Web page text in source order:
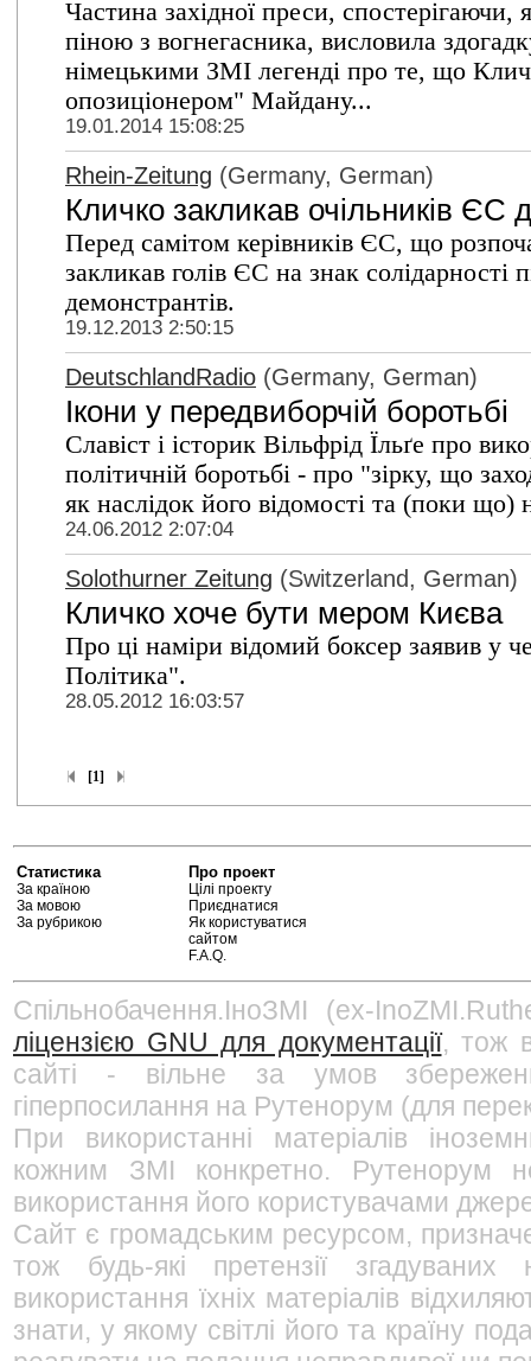
Частина західної преси,
піною з вогнегасника, висловила
німецькими ЗМІ легенді про те, що
опозиціонером" Майдану...
19.01.2014 15:08:25
Rhein-Zeitung (Germany, German)
Кличко закликав очільників ЄС
Перед самітом керівників ЄС, що
закликав голів ЄС на знак
демонстрантів.
19.12.2013 2:50:15
DeutschlandRadio (Germany, German)
Ікони у передвиборчій боротьбі
Славіст і історик Вільфрід Їльґе про
політичній боротьбі - про "зірку, що
як наслідок його відомості та (поки що)
24.06.2012 2:07:04
Solothurner Zeitung (Switzerland, German)
Кличко хоче бути мером Києва
Про ці наміри відомий боксер заявив у
Політика".
28.05.2012 16:03:57
[1]
Статистика
За країною
За мовою
За рубрикою
Про проект
Цілі проекту
Приєднатися
Як користуватися
сайтом
F.A.Q.
Спільнобачення.ІноЗМІ (ex-
ліцензією GNU для документації, тож
сайті - вільне за умов
гіперпосилання на Рутенорум (для
При використанні матеріалів
кожним ЗМІ конкретно. Рутенорум
використання його користувачами
Сайт є громадським ресурсом,
тож будь-які претензії
використання їхніх матеріалів
знати, у якому світлі його та країну